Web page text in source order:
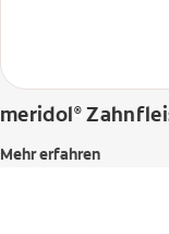
meridol®
Mehr erfahren